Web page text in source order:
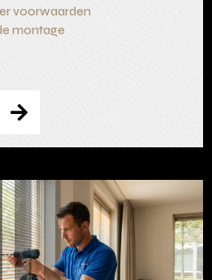
voorwaarden
montage
